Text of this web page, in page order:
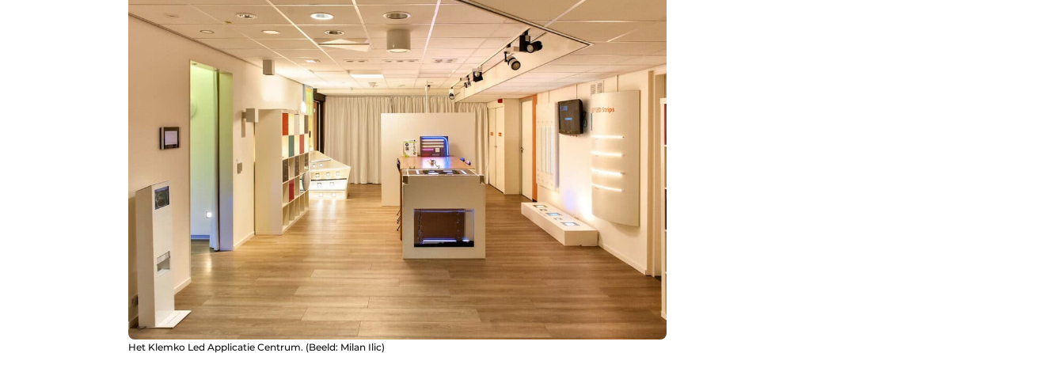
Het Klemko Led Applicatie Centrum. (Beeld: Milan Ilic)